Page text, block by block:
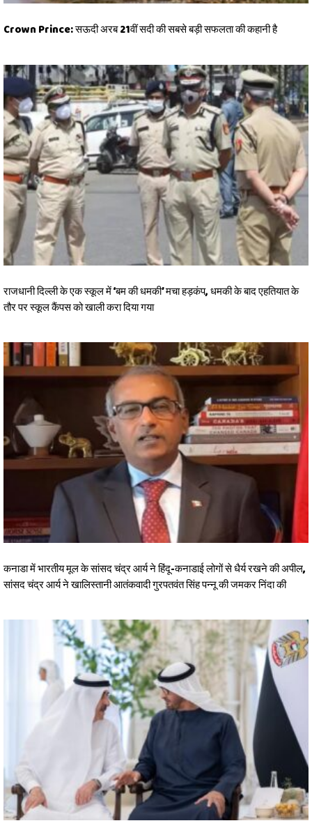
Crown Prince: सऊदी अरब 21वीं सदी की सबसे बड़ी सफलता की कहानी है
राजधानी दिल्ली के एक स्कूल में ‘बम की धमकी’ मचा हड़कंप, धमकी के बाद एहतियात के
तौर पर स्कूल कैंपस को खाली करा दिया गया
कनाडा में भारतीय मूल के सांसद चंद्र आर्य ने हिंदू-कनाडाई लोगों से धैर्य रखने की अपील,
सांसद चंद्र आर्य ने खालिस्तानी आतंकवादी गुरपतवंत सिंह पन्नू की जमकर निंदा की